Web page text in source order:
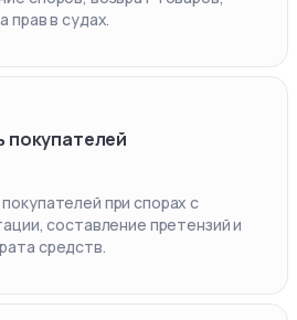
прав в судах.
покупателей
при спорах с
составление претензий и
средств.